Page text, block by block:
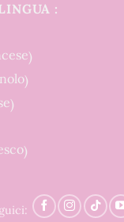
:
)
)
)
)